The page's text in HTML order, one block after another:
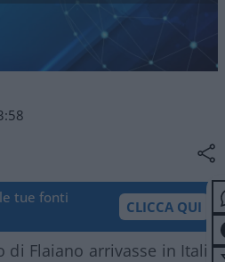
tue fonti
CLICCA QUI
di Flaiano arrivasse in Italia